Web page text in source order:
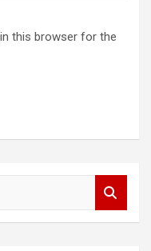
this browser for the